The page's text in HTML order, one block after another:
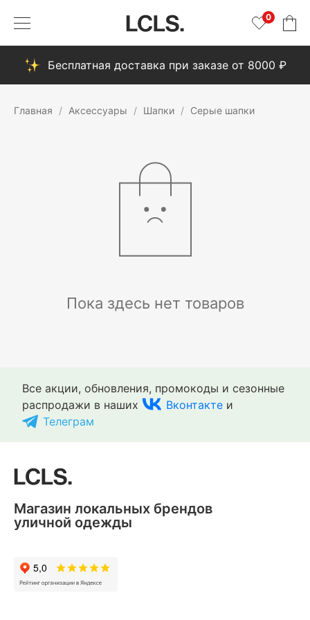
0
Бесплатная доставка при заказе от 8000 ₽
Главная Аксессуары Шапки Серые шапки
Пока здесь нет товаров
Все акции, обновления, промокоды и сезонные
распродажи в наших
Вконтакте и
Телеграм
Магазин локальных брендов
уличной одежды